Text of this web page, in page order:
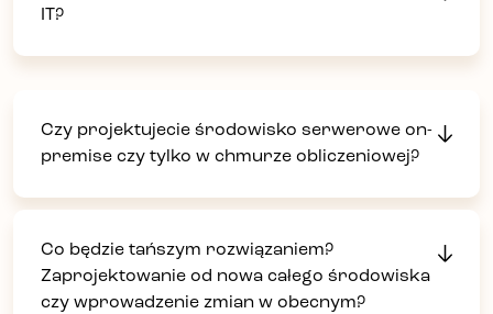
IT?
Czy projektujecie środowisko serwerowe on-
premise czy tylko w chmurze obliczeniowej?
Co będzie tańszym rozwiązaniem?
Zaprojektowanie od nowa całego środowiska
czy wprowadzenie zmian w obecnym?